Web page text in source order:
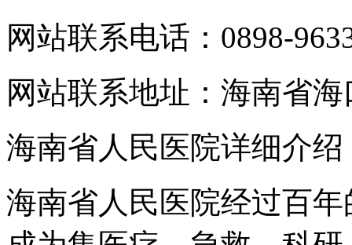
网站联系电话：0898-
网站联系地址：海南省
海南省人民医院详细介绍
海南省人民医院经过百